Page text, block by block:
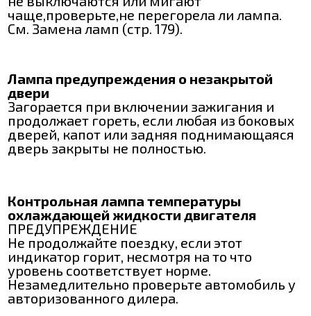
чаще,проверьте,не перегорела ли лампа.
См. Замена ламп (стр. 179).
Лампа предупреждения о незакрытой
двери
Загорается при включении зажигания и
продолжает гореть, если любая из боковых
дверей, капот или задняя поднимающаяся
дверь закрыты не полностью.
Контрольная лампа температуры
охлаждающей жидкости двигателя
ПРЕДУПРЕЖДЕНИЕ
Не продолжайте поездку, если этот
индикатор горит, несмотря на то что
уровень соответствует норме.
Незамедлительно проверьте автомобиль у
авторизованного дилера.